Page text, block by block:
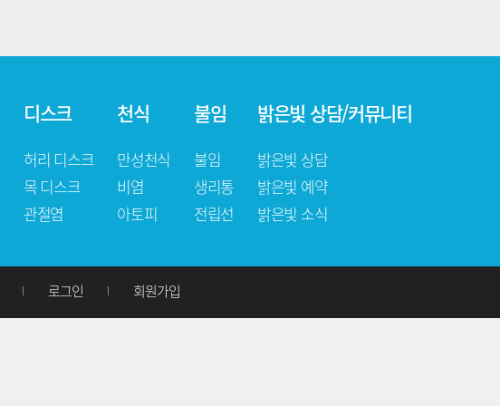
디스크
허리 디스크
목 디스크
관절염
천식
만성천식
비염
아토피
불임
불임
생리통
전립선
밝은빛 상담/커뮤니티
밝은빛 상담
밝은빛 예약
밝은빛 소식
로그인 회원가입